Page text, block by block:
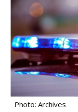
Photo: Archives